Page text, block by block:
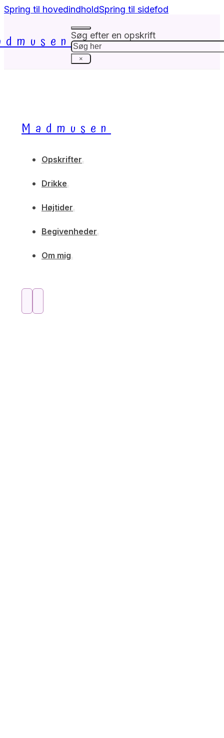
Spring til hovedindholdSpring til sidefod
Søg efter en opskrift
Søg
×
Madmusen
Opskrifter
Drikke
Højtider
Begivenheder
Om mig